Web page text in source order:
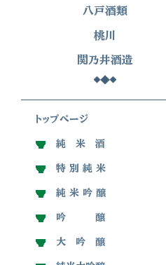
八戸酒類
桃川
関乃井酒造
トップぺージ
純 米 酒
特 別 純 米
純 米 吟 醸
吟 醸
大 吟 醸